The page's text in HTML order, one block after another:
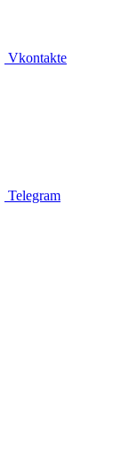
Vkontakte
Telegram